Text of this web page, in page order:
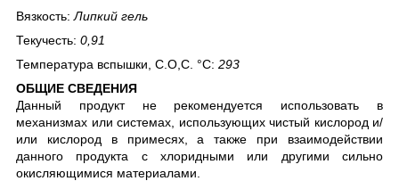
Вязкость: Липкий гель
Текучесть: 0,91
Температура вспышки, С.О,С. °С: 293
ОБЩИЕ СВЕДЕНИЯ
Данный продукт не рекомендуется использовать в
механизмах или системах, использующих чистый кислород и/
или кислород в примесях, а также при взаимодействии
данного продукта с хлоридными или другими сильно
окисляющимися материалами.